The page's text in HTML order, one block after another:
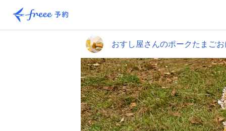
おすし屋さんのポークたまご